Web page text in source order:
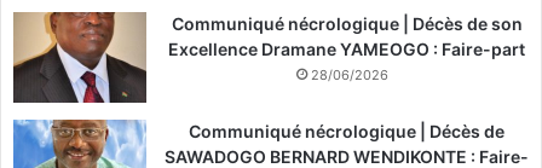
Communiqué nécrologique | Décès de son
Excellence Dramane YAMEOGO : Faire-part
28/06/2026
Communiqué nécrologique | Décès de
SAWADOGO BERNARD WENDIKONTE : Faire-